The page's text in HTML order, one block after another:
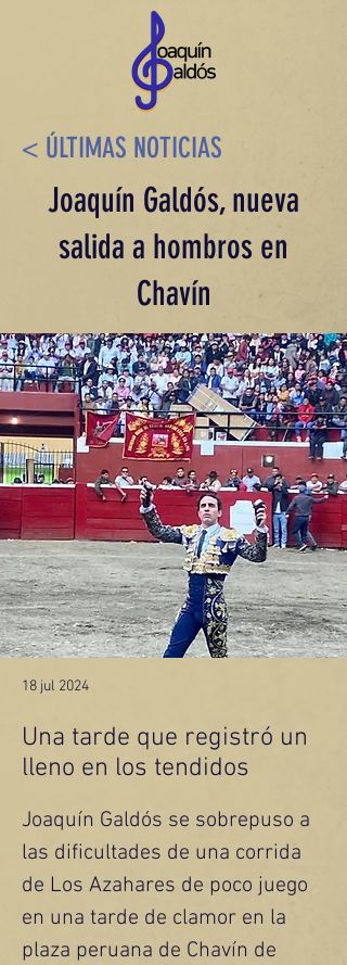
< ÚLTIMAS NOTICIAS
Joaquín Galdós, nueva
salida a hombros en
Chavín
18 jul 2024
Una tarde que registró un
lleno en los tendidos
Joaquín Galdós se sobrepuso a
las dificultades de una corrida
de Los Azahares de poco juego
en una tarde de clamor en la
plaza peruana de Chavín de